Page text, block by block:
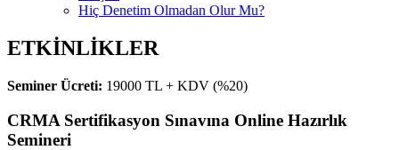
Hiç Denetim Olmadan Olur Mu?
ETKİNLİKLER
Seminer Ücreti: 19000 TL + KDV (%20)
CRMA Sertifikasyon Sınavına Online Hazırlık
Semineri